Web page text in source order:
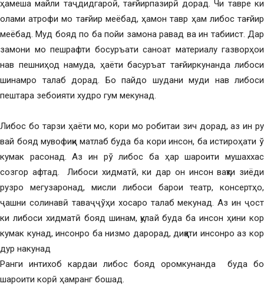
ҳамеша майли таҷдидгароӣ, тағйирпазирӣ дорад. Чи тавре ки
олами атрофи мо тағйир меёбад, ҳамон тавр ҳам либос тағйир
меёбад. Муд бояд по ба пойи замона равад ва ин табиист. Дар
замони мо пешрафти босуръати саноат материалу газворҳои
нав пешниҳод намуда, ҳаёти басуръат тағйиркунанда либоси
шинамро талаб дорад. Бо пайдо шудани муди нав либоси
пештара зебоияти худро гум мекунад.
Либос бо тарзи ҳаёти мо, кори мо робитаи зич дорад, аз ин ру
вай бояд мувофиқи матлаб буда ба кори инсон, ба истироҳати ў
кумак расонад. Аз ин рў либос ба ҳар шароити мушаххас
созгор афтад. Либоси хидматӣ, ки дар он инсон вақти зиёди
рузро мегузаронад, мисли либоси барои театр, консертҳо,
ҷашни солинавӣ таваҷҷўҳи хосаро талаб мекунад. Аз ин ҷост
ки либоси хидматӣ бояд шинам, қулай буда ба инсон ҳини кор
кумак кунад, инсонро ба низмо дарорад, диққати инсонро аз кор
дур накунад
Ранги интихоб кардаи либос бояд оромкунанда буда бо
шароити корӣ ҳамранг бошад.